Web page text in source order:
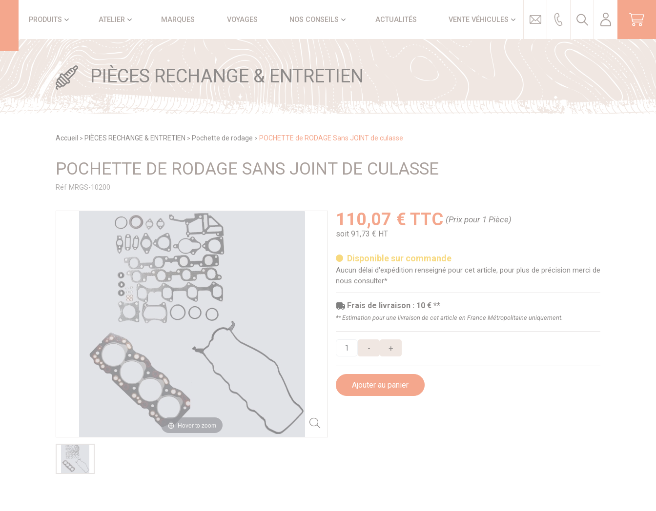
PRODUITS ATELIER MARQUES VOYAGES NOS CONSEILS ACTUALITÉS VENTE VÉHICULES
PIÈCES RECHANGE & ENTRETIEN
Accueil > PIÈCES RECHANGE & ENTRETIEN > Pochette de rodage > POCHETTE de RODAGE Sans JOINT de culasse
POCHETTE DE RODAGE SANS JOINT DE CULASSE
Réf MRGS-10200
Hover to zoom
110,07 € TTC (Prix pour 1 Pièce)
soit 91,73 € HT
Disponible sur commande
Aucun délai d'expédition renseigné pour cet article, pour plus de précision merci de
nous consulter*
Frais de livraison : 10 € **
** Estimation pour une livraison de cet article en France Métropolitaine uniquement.
- +
Ajouter au panier